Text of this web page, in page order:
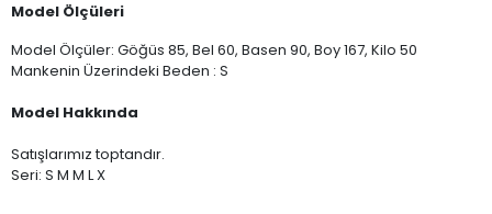
Model Ölçüleri
Model Ölçüler: Göğüs 85, Bel 60, Basen 90, Boy 167, Kilo 50
Mankenin Üzerindeki Beden : S
Model Hakkında
Satışlarımız toptandır.
Seri: S M M L X